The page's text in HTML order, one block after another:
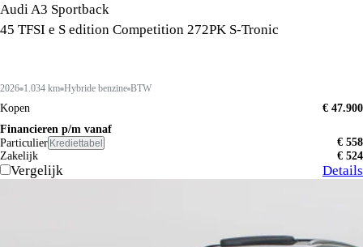
Audi A3 Sportback
45 TFSI e S edition Competition 272PK S-Tronic
2026 1.034 km Hybride benzine BTW
Kopen
€ 47.900
Financieren p/m vanaf
Particulier Krediettabel
€ 558
Zakelijk
€ 524
Vergelijk Details